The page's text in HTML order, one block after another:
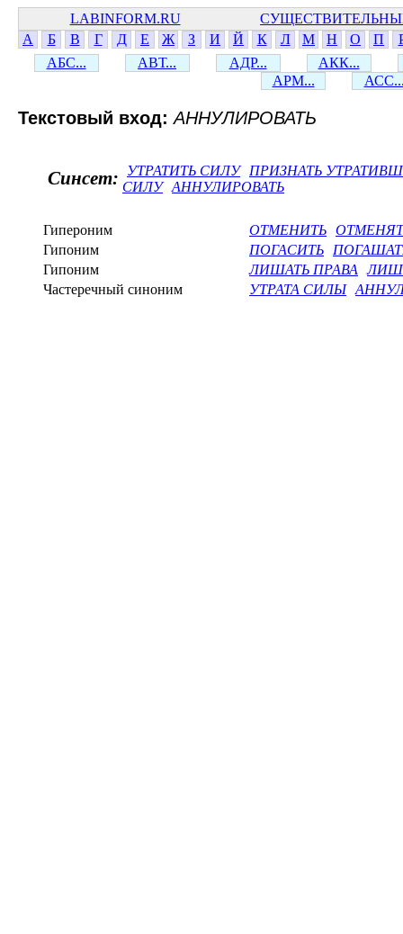
LABINFORM.RU
А
Б В Г Д Е Ж З И Й К Л М Н О П
АБС...
АВТ... АДР...
АКК...
АРМ...
Текстовый вход:АННУЛИРОВАТЬ
Синсет: УТРАТИТЬ СИЛУ
ПРИЗНАТЬ
СИЛУ АННУЛИРОВАТЬ
Гипероним ОТМЕНИТЬ
Гипоним
ПОГАСИТЬ
Гипоним
ЛИШАТЬ ПРАВА
Частеречный синоним
УТРАТА СИЛЫ